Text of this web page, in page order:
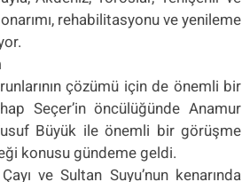
rehabilitasyonu ve yenileme
çözümü için de önemli bir
Seçer’in öncülüğünde Anamur
Büyük ile önemli bir görüşme
konusu gündeme geldi.
ve Sultan Suyu’nun kenarında